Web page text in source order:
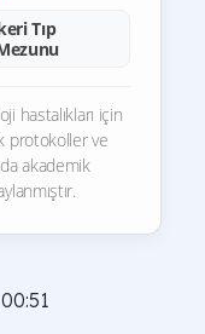
Tıp
hastalıkları için
protokoller ve
akademik